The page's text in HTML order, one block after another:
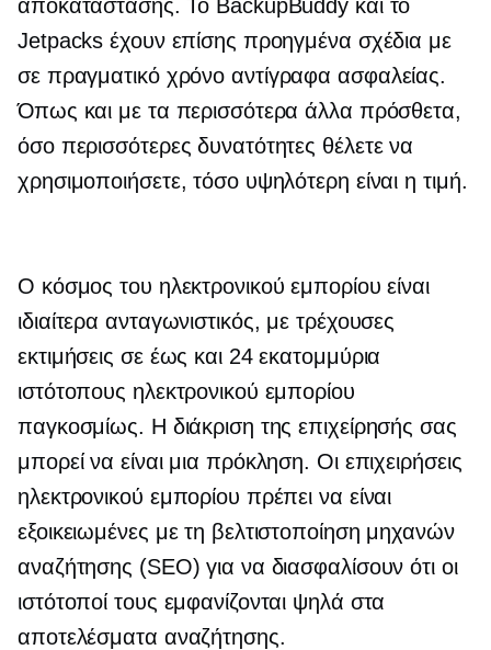
αποκατάστασης. Το BackupBuddy και το
Jetpacks έχουν επίσης προηγμένα σχέδια με
σε πραγματικό χρόνο αντίγραφα ασφαλείας.
Όπως και με τα περισσότερα άλλα πρόσθετα,
όσο περισσότερες δυνατότητες θέλετε να
χρησιμοποιήσετε, τόσο υψηλότερη είναι η τιμή.
Ο κόσμος του ηλεκτρονικού εμπορίου είναι
ιδιαίτερα ανταγωνιστικός, με τρέχουσες
εκτιμήσεις σε έως και 24 εκατομμύρια
ιστότοπους ηλεκτρονικού εμπορίου
παγκοσμίως. Η διάκριση της επιχείρησής σας
μπορεί να είναι μια πρόκληση. Οι επιχειρήσεις
ηλεκτρονικού εμπορίου πρέπει να είναι
εξοικειωμένες με τη βελτιστοποίηση μηχανών
αναζήτησης (SEO) για να διασφαλίσουν ότι οι
ιστότοποί τους εμφανίζονται ψηλά στα
αποτελέσματα αναζήτησης.